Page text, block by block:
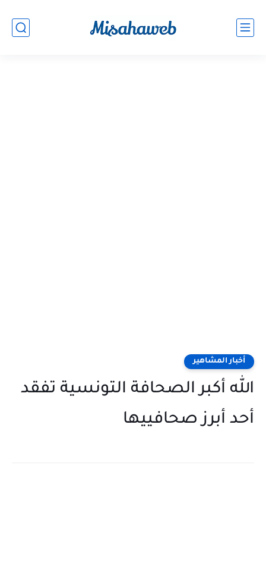
أخبار المشاهير
الله أكبر الصحافة التونسية تفقد
أحد أبرز صحافييها